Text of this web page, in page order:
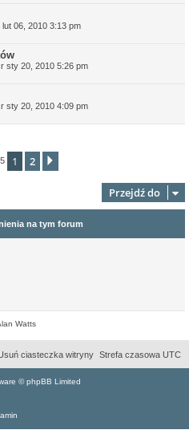
lut 06, 2010 3:13 pm
sty 20, 2010 5:26 pm
sty 20, 2010 4:09 pm
1 2
Przejdź do
na tym forum
Strefa czasowa UTC
ciasteczka witryny
© phpBB Limited